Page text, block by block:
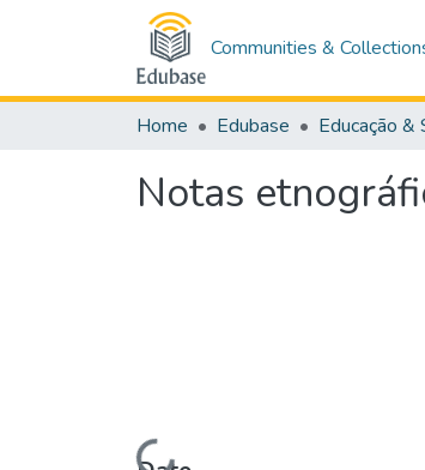
Communities &
Home Edubase Educação &
Notas